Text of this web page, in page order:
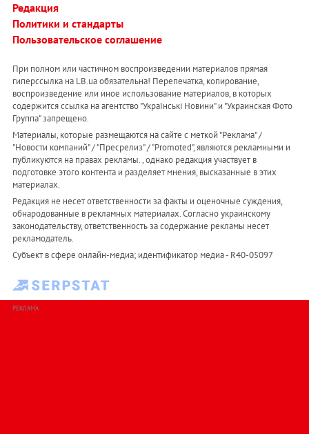
Редакция
Политики и стандарты
Пользовательское соглашение
При полном или частичном воспроизведении материалов прямая
гиперссылка на LB.ua обязательна! Перепечатка, копирование,
воспроизведение или иное использование материалов, в которых
содержится ссылка на агентство "Українськi Новини" и "Украинская Фото
Группа" запрещено.
Материалы, которые размещаются на сайте с меткой "Реклама" /
"Новости компаний" / "Пресрелиз" / "Promoted", являются рекламными и
публикуются на правах рекламы. , однако редакция участвует в
подготовке этого контента и разделяет мнения, высказанные в этих
материалах.
Редакция не несет ответственности за факты и оценочные суждения,
обнародованные в рекламных материалах. Согласно украинскому
законодательству, ответственность за содержание рекламы несет
рекламодатель.
Субъект в сфере онлайн-медиа; идентификатор медиа - R40-05097
РЕКЛАМА